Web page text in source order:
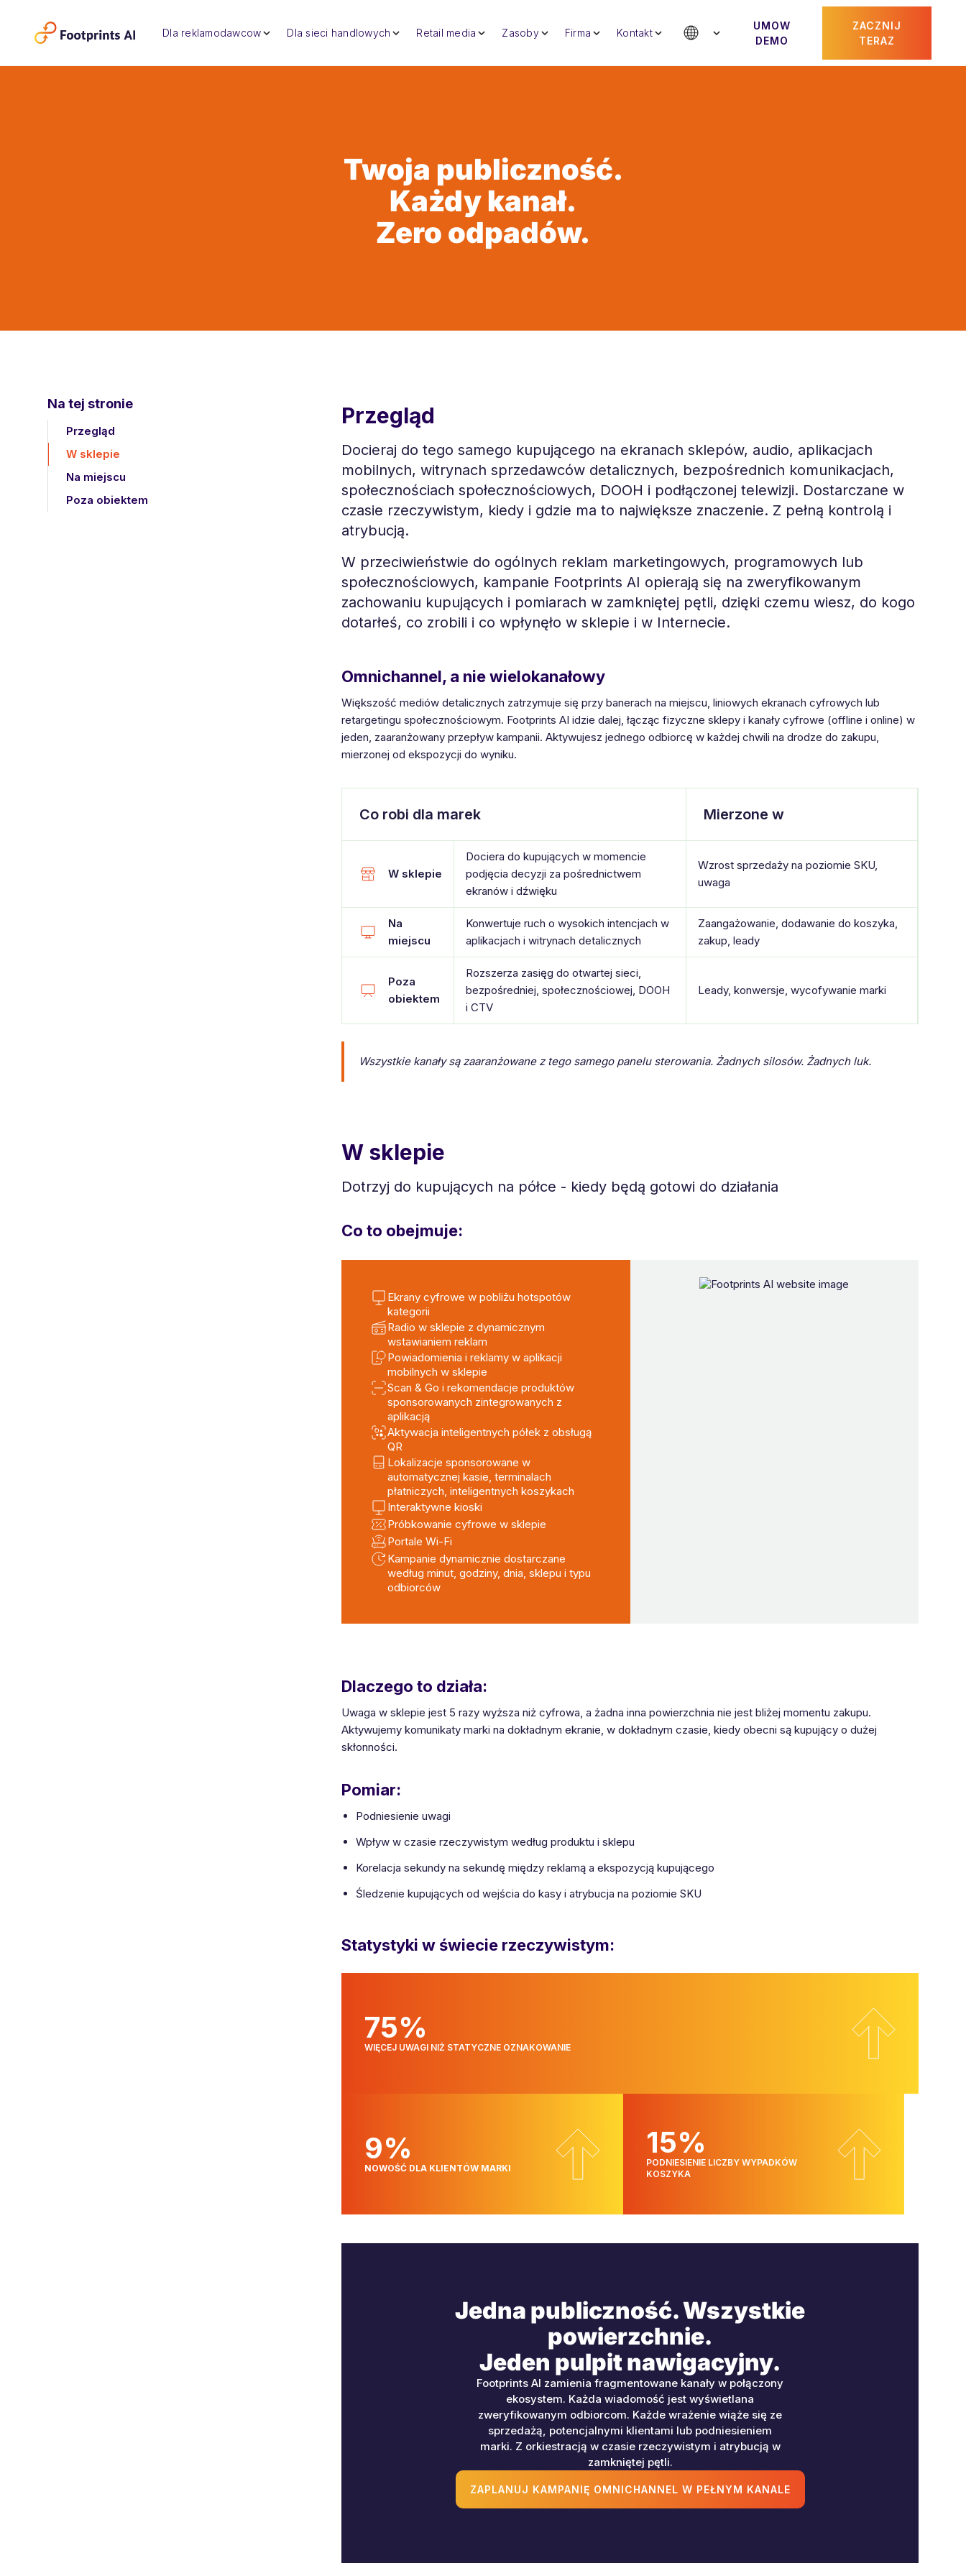
Dla reklamodawcow Dla sieci handlowych Retail media Zasoby Firma Kontakt
UMOW
DEMO
ZACZNIJ
TERAZ
Twoja publiczność.
Każdy kanał.
Zero odpadów.
Na tej stronie
Przegląd
W sklepie
Na miejscu
Poza obiektem
Przegląd
Docieraj do tego samego kupującego na ekranach sklepów, audio, aplikacjach
mobilnych, witrynach sprzedawców detalicznych, bezpośrednich komunikacjach,
społecznościach społecznościowych, DOOH i podłączonej telewizji. Dostarczane w
czasie rzeczywistym, kiedy i gdzie ma to największe znaczenie. Z pełną kontrolą i
atrybucją.
W przeciwieństwie do ogólnych reklam marketingowych, programowych lub
społecznościowych, kampanie Footprints AI opierają się na zweryfikowanym
zachowaniu kupujących i pomiarach w zamkniętej pętli, dzięki czemu wiesz, do kogo
dotarłeś, co zrobili i co wpłynęło w sklepie i w Internecie.
Omnichannel, a nie wielokanałowy
Większość mediów detalicznych zatrzymuje się przy banerach na miejscu, liniowych ekranach cyfrowych lub
retargetingu społecznościowym. Footprints AI idzie dalej, łącząc fizyczne sklepy i kanały cyfrowe (offline i online) w
jeden, zaaranżowany przepływ kampanii. Aktywujesz jednego odbiorcę w każdej chwili na drodze do zakupu,
mierzonej od ekspozycji do wyniku.
Co robi dla marek Mierzone w
W sklepie
Dociera do kupujących w momencie
podjęcia decyzji za pośrednictwem
ekranów i dźwięku
Wzrost sprzedaży na poziomie SKU,
uwaga
Na
miejscu
Konwertuje ruch o wysokich intencjach w
aplikacjach i witrynach detalicznych
Zaangażowanie, dodawanie do koszyka,
zakup, leady
Poza
obiektem
Rozszerza zasięg do otwartej sieci,
bezpośredniej, społecznościowej, DOOH
i CTV
Leady, konwersje, wycofywanie marki
Wszystkie kanały są zaaranżowane z tego samego panelu sterowania. Żadnych silosów. Żadnych luk.
W sklepie
Dotrzyj do kupujących na półce - kiedy będą gotowi do działania
Co to obejmuje:
Ekrany cyfrowe w pobliżu hotspotów
kategorii
Radio w sklepie z dynamicznym
wstawianiem reklam
Powiadomienia i reklamy w aplikacji
mobilnych w sklepie
Scan & Go i rekomendacje produktów
sponsorowanych zintegrowanych z
aplikacją
Aktywacja inteligentnych półek z obsługą
QR
Lokalizacje sponsorowane w
automatycznej kasie, terminalach
płatniczych, inteligentnych koszykach
Interaktywne kioski
Próbkowanie cyfrowe w sklepie
Portale Wi-Fi
Kampanie dynamicznie dostarczane
według minut, godziny, dnia, sklepu i typu
odbiorców
Dlaczego to działa:
Uwaga w sklepie jest 5 razy wyższa niż cyfrowa, a żadna inna powierzchnia nie jest bliżej momentu zakupu.
Aktywujemy komunikaty marki na dokładnym ekranie, w dokładnym czasie, kiedy obecni są kupujący o dużej
skłonności.
Pomiar:
Podniesienie uwagi
Wpływ w czasie rzeczywistym według produktu i sklepu
Korelacja sekundy na sekundę między reklamą a ekspozycją kupującego
Śledzenie kupujących od wejścia do kasy i atrybucja na poziomie SKU
Statystyki w świecie rzeczywistym:
75%
WIĘCEJ UWAGI NIŻ STATYCZNE OZNAKOWANIE
9%
NOWOŚĆ DLA KLIENTÓW MARKI
15%
PODNIESIENIE LICZBY WYPADKÓW
KOSZYKA
Jedna publiczność. Wszystkie
powierzchnie.
Jeden pulpit nawigacyjny.
Footprints AI zamienia fragmentowane kanały w połączony
ekosystem. Każda wiadomość jest wyświetlana
zweryfikowanym odbiorcom. Każde wrażenie wiąże się ze
sprzedażą, potencjalnymi klientami lub podniesieniem
marki. Z orkiestracją w czasie rzeczywistym i atrybucją w
zamkniętej pętli.
ZAPLANUJ KAMPANIĘ OMNICHANNEL W PEŁNYM KANALE